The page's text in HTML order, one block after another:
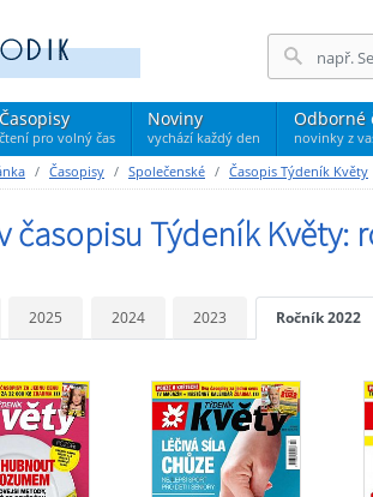
Časopisy
čtení pro volný čas
Noviny
vychází každý den
Odborné
novinky z
Časopisy Společenské Časopis Týdeník Květy
časopisu Týdeník Květy:
2025 2024 2023 Ročník 2022